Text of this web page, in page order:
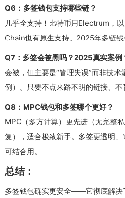
Q6：多签钱包支持哪些链？
几乎全支持！比特币用Electrum，
Chain也有原生支持。2025年多链钱
Q7：多签会被黑吗？2025真实案例
会被，但主要是“管理失误”而非技
例）。只要不点来路不明的链接、不
Q8：MPC钱包和多签哪个更好？
MPC（多方计算）更先进（无完整
复），适合极致新手。多签更透明
可结合用。
总结：
多签钱包确实更安全——它彻底解决